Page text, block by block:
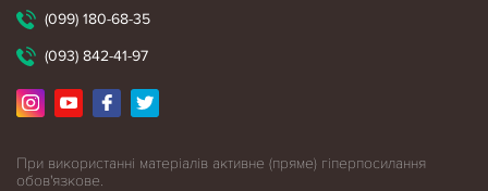
(099) 180-68-35
(093) 842-41-97
При використанні матеріалів активне (пряме) гіперпосилання
обов'язкове.